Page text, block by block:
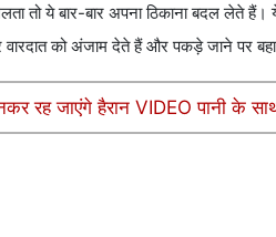
तो ये बार-बार अपना ठिकाना बदल लेते
को अंजाम देते हैं और पकड़े जाने पर
रह जाएंगे हैरान VIDEO पानी के